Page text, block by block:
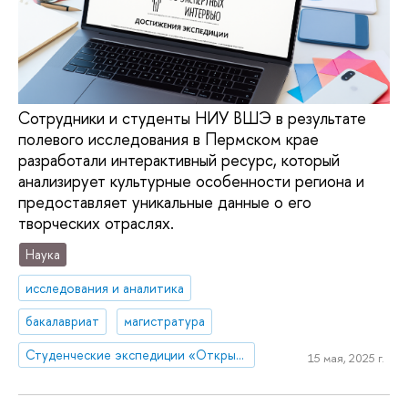
Сотрудники и студенты НИУ ВШЭ в результате
полевого исследования в Пермском крае
разработали интерактивный ресурс, который
анализирует культурные особенности региона и
предоставляет уникальные данные о его
творческих отраслях.
Наука
исследования и аналитика
бакалавриат
магистратура
Студенческие экспедиции «Открываем Россию заново»
15 мая, 2025 г.